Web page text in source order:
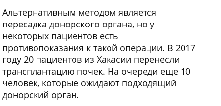
Альтернативным методом является
пересадка донорского органа, но у
некоторых пациентов есть
противопоказания к такой операции. В 2017
году 20 пациентов из Хакасии перенесли
трансплантацию почек. На очереди еще 10
человек, которые ожидают подходящий
донорский орган.